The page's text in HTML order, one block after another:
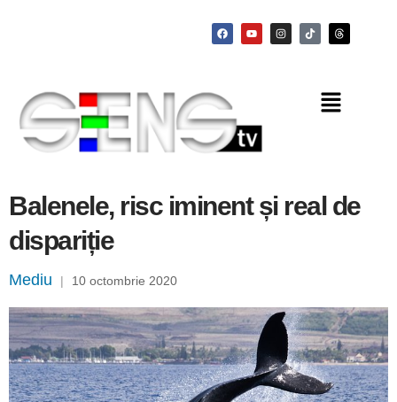
Balenele, risc iminent și real de
dispariție
Mediu | 10 octombrie 2020